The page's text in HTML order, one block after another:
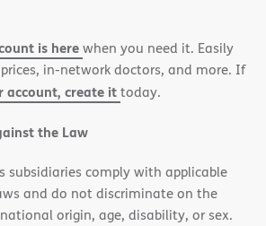
window)
window)
is herewhen you need it. Easily
in-network doctors, and more. If
account, create ittoday.
the Law
subsidiaries comply with applicable
and do not discriminate on the
origin, age, disability, or sex.